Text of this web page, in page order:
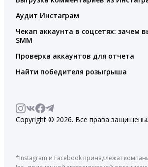
Аудит Инстаграм
Чекап аккаунта в соцсетях: зачем
SMM
Проверка аккаунтов для отчета
Найти победителя розыгрыша
Copyright © 2026. Все права защищены.
*Instagram и Facebook принадлежат